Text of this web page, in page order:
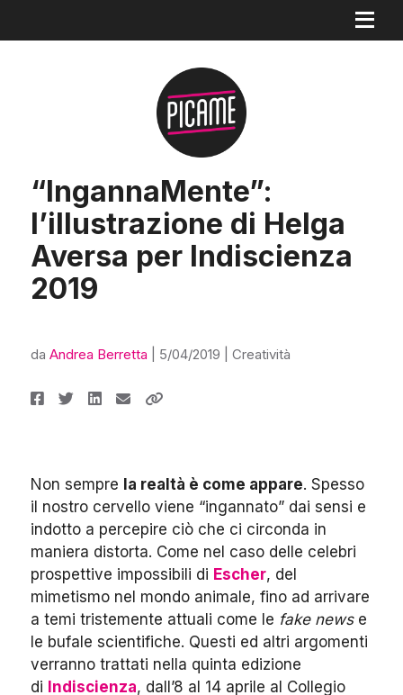
“IngannaMente”:
l’illustrazione di Helga
Aversa per Indiscienza
2019
da Andrea Berretta 5/04/2019 Creatività
Non sempre la realtà è come appare. Spesso
il nostro cervello viene “ingannato” dai sensi e
indotto a percepire ciò che ci circonda in
maniera distorta. Come nel caso delle celebri
prospettive impossibili di Escher, del
mimetismo nel mondo animale, fino ad arrivare
a temi tristemente attuali come le fake newse
le bufale scientifiche. Questi ed altri argomenti
verranno trattati nella quinta edizione
di Indiscienza, dall’8 al 14 aprile al Collegio